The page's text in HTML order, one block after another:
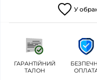
У
ГАРАНТІЙНИЙ
ТАЛОН